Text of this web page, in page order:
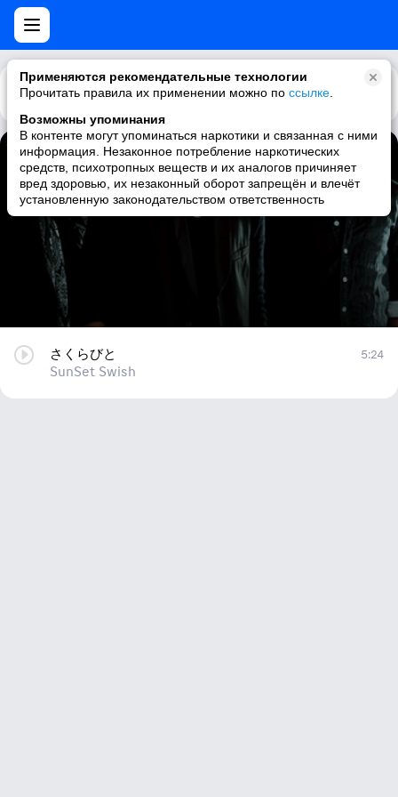
Применяются рекомендательные технологии
Прочитать правила их применении можно по ссылке
Возможны упоминания
В контенте могут упоминаться наркотики и связанная с ними
информация. Незаконное потребление наркотических
средств, психотропных веществ и их аналогов причиняет
вред здоровью, их незаконный оборот запрещён и влечёт
установленную законодательством ответственность
Каталог Рекомендации
さくらびと
SunSet Swish
さくらびと
SunSet Swish
5:24